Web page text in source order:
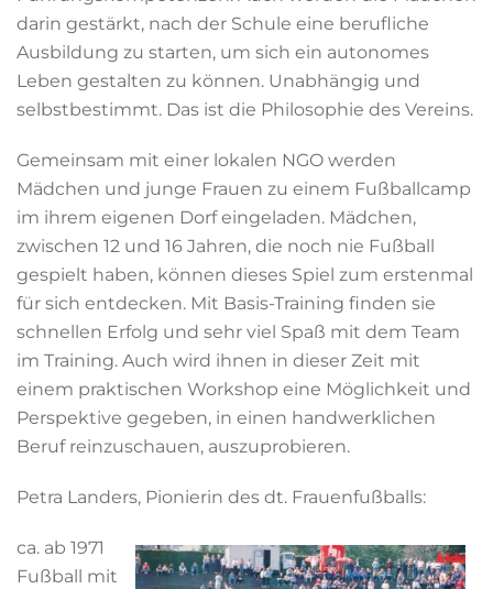
darin gestärkt, nach der Schule eine berufliche
Ausbildung zu starten, um sich ein autonomes
Leben gestalten zu können. Unabhängig und
selbstbestimmt. Das ist die Philosophie des Vereins.
Gemeinsam mit einer lokalen NGO werden
Mädchen und junge Frauen zu einem Fußballcamp
im ihrem eigenen Dorf eingeladen. Mädchen,
zwischen 12 und 16 Jahren, die noch nie Fußball
gespielt haben, können dieses Spiel zum erstenmal
für sich entdecken. Mit Basis-Training finden sie
schnellen Erfolg und sehr viel Spaß mit dem Team
im Training. Auch wird ihnen in dieser Zeit mit
einem praktischen Workshop eine Möglichkeit und
Perspektive gegeben, in einen handwerklichen
Beruf reinzuschauen, auszuprobieren.
Petra Landers, Pionierin des dt. Frauenfußballs:
ca. ab 1971
Fußball mit